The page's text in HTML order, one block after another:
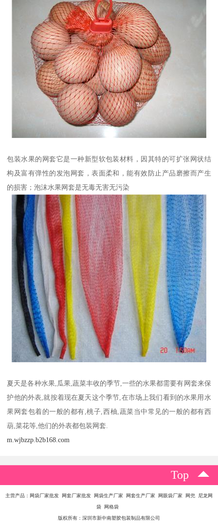
包装水果的网套它是一种新型软包装材料，因其特的可扩张网状结
构及富有弹性的发泡网套，表面柔和，能有效防止产品磨擦而产生
的损害；泡沫水果网套是无毒无害无污染
夏天是各种水果,瓜果,蔬菜丰收的季节,一些的水果都需要有网套来保
护他的外表,就按着现在夏天这个季节,在市场上我们看到的水果用水
果网套包着的一般的都有,桃子,西柚,蔬菜当中常见的一般的都有西
葫,菜花等,他们的外表都包装网套.
m.wjbzzp.b2b168.com
Top
主营产品：网袋厂家批发 网套厂家批发 网袋生产厂家 网套生产厂家 网眼袋厂家 网兜 尼龙网
袋 网格袋
版权所有：深圳市新中南塑胶包装制品有限公司